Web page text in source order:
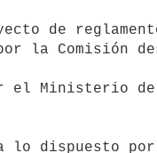
de
la Comisión
el Ministerio de